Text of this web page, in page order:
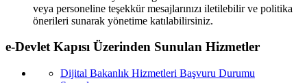
veya personeline teşekkür mesajlarınızı iletilebilir ve politika
önerileri sunarak yönetime katılabilirsiniz.
e-Devlet Kapısı Üzerinden Sunulan Hizmetler
Dijital Bakanlık Hizmetleri Başvuru Durumu